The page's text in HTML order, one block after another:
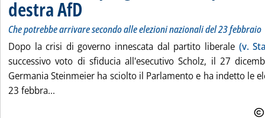
destra AfD
Che potrebbe arrivare secondo alle elezioni nazionali del 23 febbraio
Dopo la crisi di governo innescata dal partito liberale (v.
successivo voto di sfiducia all'esecutivo Scholz, il 27
Germania Steinmeier ha sciolto il Parlamento e ha indetto le
23 febbra...